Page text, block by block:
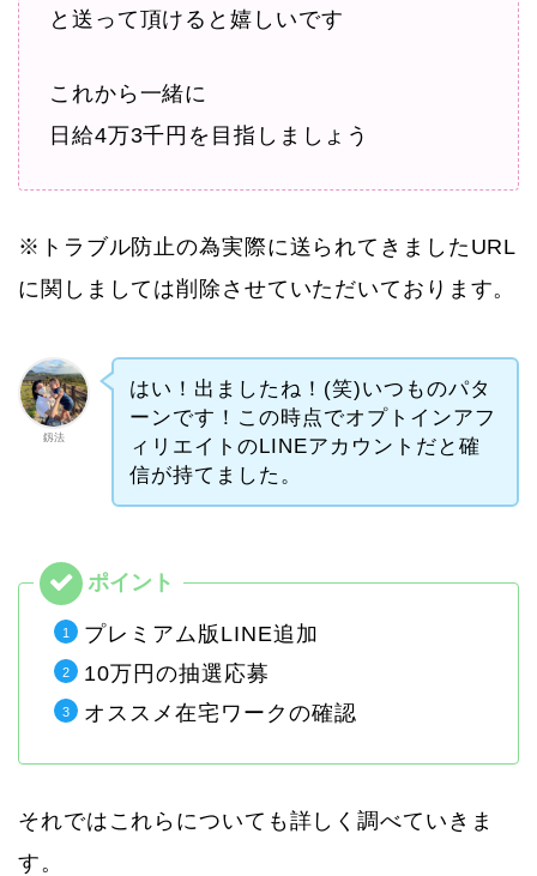
と送って頂けると嬉しいです
これから一緒に
日給4万3千円を目指しましょう
※トラブル防止の為実際に送られてきましたURL
に関しましては削除させていただいております。
釼法
はい！出ましたね！(笑)いつものパタ
ーンです！この時点でオプトインアフ
ィリエイトのLINEアカウントだと確
信が持てました。
プレミアム版LINE追加
10万円の抽選応募
オススメ在宅ワークの確認
それではこれらについても詳しく調べていきま
す。